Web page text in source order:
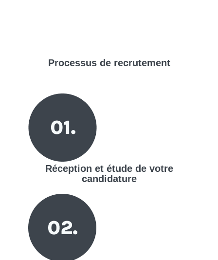
Processus de recrutement
Réception et étude de votre
candidature